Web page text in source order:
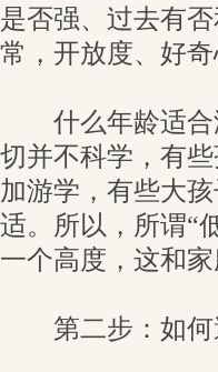
是否强、过去有
常，开放度、好
什么年龄适合
切并不科学，有
加游学，有些大
适。所以，所谓“
一个高度，这和
第二步：如何